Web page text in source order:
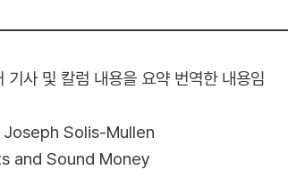
기사 및 칼럼 내용을 요약 번역한 내용임
Solis-Mullen
and Sound Money